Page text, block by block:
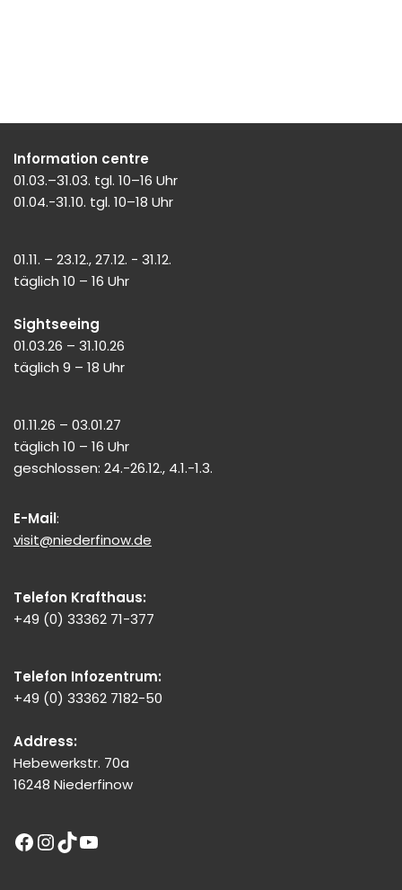
Information centre
01.03.–31.03. tgl. 10–16 Uhr
01.04.-31.10. tgl. 10–18 Uhr
01.11. – 23.12., 27.12. - 31.12.
täglich 10 – 16 Uhr
Sightseeing
01.03.26 – 31.10.26
täglich 9 – 18 Uhr
01.11.26 – 03.01.27
täglich 10 – 16 Uhr
geschlossen: 24.-26.12., 4.1.-1.3.
E-Mail:
visit@niederfinow.de
Telefon Krafthaus:
+49 (0) 33362 71-377
Telefon Infozentrum:
+49 (0) 33362 7182-50
Address:
Hebewerkstr. 70a
16248 Niederfinow